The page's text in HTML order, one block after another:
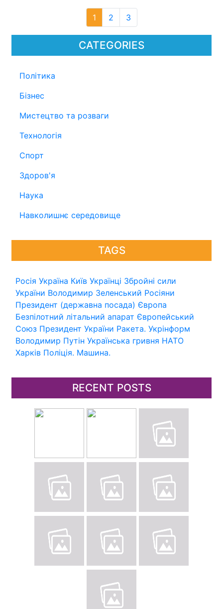
CATEGORIES
Політика
Бізнес
Мистецтво та розваги
Технологія
Спорт
Здоров'я
Наука
Навколишнє середовище
TAGS
Росія Україна Київ Українці Збройні сили
України Володимир Зеленський Росіяни
Президент (державна посада) Європа
Безпілотний літальний апарат Європейський
Союз Президент України Ракета. Укрінформ
Володимир Путін Українська гривня НАТО
Харків Поліція. Машина.
RECENT POSTS
1 2 3